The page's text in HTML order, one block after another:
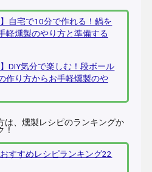
】自宅で10分で作れる！鍋を
軽燻製のやり方と準備する
DIY気分で楽しむ！段ボール
作り方からお手軽燻製のや
は、燻製レシピのランキングか
！
おすすめレシピランキング22